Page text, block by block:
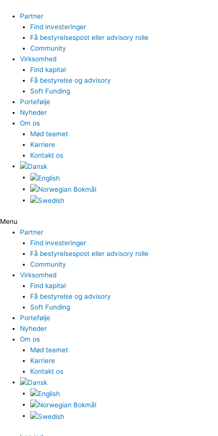
indholdet
Partner
Find investeringer
Få bestyrelsespost eller advisory rolle
Community
Virksomhed
Find kapital
Få bestyrelse og advisory
Soft Funding
Portefølje
Nyheder
Om os
Mød teamet
Karriere
Kontakt os
Menu
Partner
Find investeringer
Få bestyrelsespost eller advisory rolle
Community
Virksomhed
Find kapital
Få bestyrelse og advisory
Soft Funding
Portefølje
Nyheder
Om os
Mød teamet
Karriere
Kontakt os